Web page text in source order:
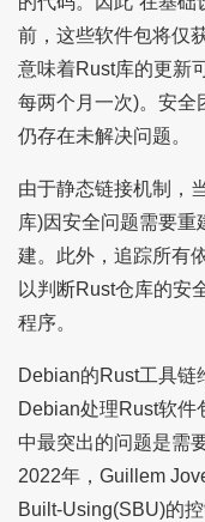
前，这些软件包将仅
意味着Rust库的更新
每两个月一次)。安全
仍存在未解决问题。
由于静态链接机制，
库)因安全问题需要
建。此外，追踪所有
以判断Rust仓库的安
程序。
Debian的Rust工具链
Debian处理Rust软件
中最突出的问题是需
2022年，Guillem
Built-Using(SBU)的